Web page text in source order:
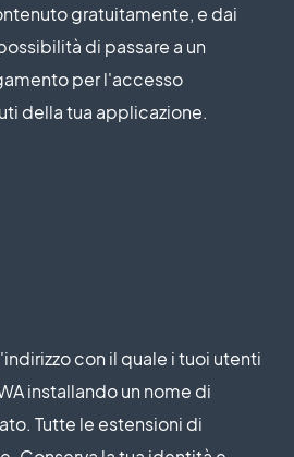
gratuitamente, e dai
di passare a un
per l'accesso
della tua applicazione.
con il quale i tuoi utenti
installando un nome di
Tutte le estensioni di